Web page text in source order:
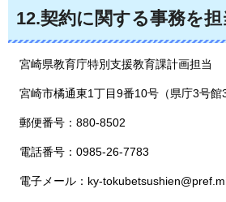
12.契約に関する事務を
宮崎県教育庁特別支援教育課計画担当
宮崎市橘通東1丁目9番10号（県庁3号館3
郵便番号：880-8502
電話番号：0985-26-7783
電子メール：ky-